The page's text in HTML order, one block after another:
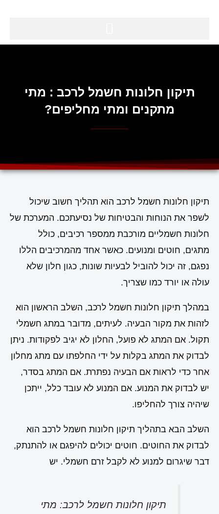
תיקון חלונות חשמל לרכב : מתי
מתקנים ומתי מחליפים?
תיקון חלונות חשמל לרכב הוא תהליך חשוב שיכול
לשפר את הנוחות והבטיחות של נסיעתכם. המערכת של
חלונות חשמליים מורכבת ממספר רכיבים, כולל
מתגים, חוטים ומנועים. כאשר אחד מהמרכיבים הללו
נפגם, זה יכול להוביל לבעיות שונות, כגון חלון שלא
עולה או יורד כמו שצריך.
במהלך תיקון חלונות חשמל לרכב, השלב הראשון הוא
לזהות את מקור הבעיה. לעיתים, מדובר במתג חשמלי
תקול. אם המתג לא פועל, החלון לא יגיב לפקודות. ניתן
לבדוק את המתג בקלות על ידי החלפתו עם מתג מחלון
אחר כדי לראות אם הבעיה נפתרת. אם המתג בסדר,
יש לבדוק את המנוע. אם המנוע לא עובד כלל, ייתכן
שיהיה צורך להחליפו.
השלב הבא בתהליך תיקון חלונות חשמל לרכב הוא
לבדוק את החוטים. חוטים יכולים להיפגם או להתנתק,
דבר שיגרום למנוע לא לקבל זרם חשמלי. יש
תיקון חלונות חשמל לרכב: מתי